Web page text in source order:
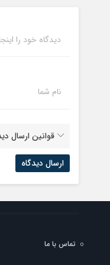
دیدگاه خود را
نام شما
قوانین ارسال
تماس با ما